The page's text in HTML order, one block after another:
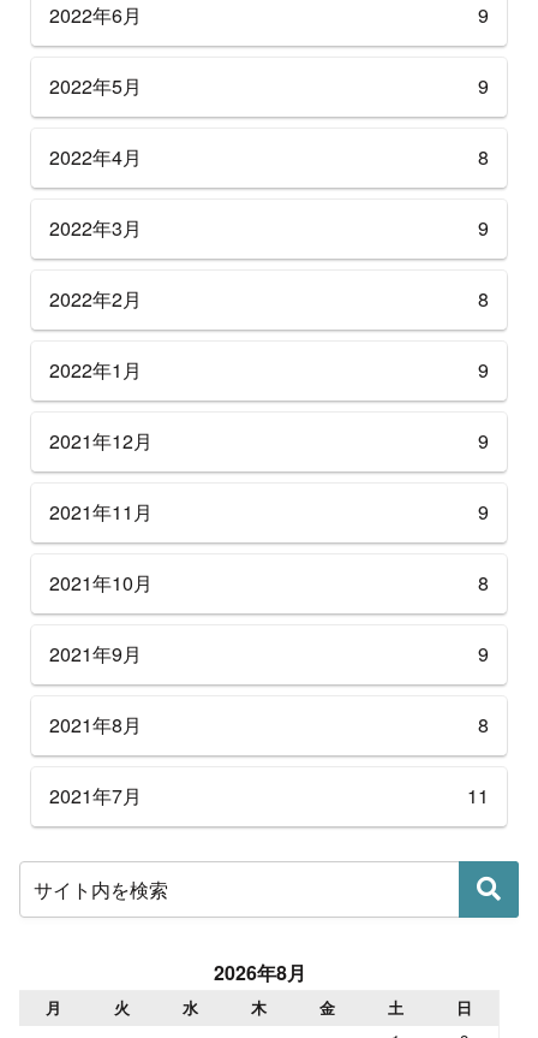
2022年6月 9
2022年5月 9
2022年4月 8
2022年3月 9
2022年2月 8
2022年1月 9
2021年12月 9
2021年11月 9
2021年10月 8
2021年9月 9
2021年8月 8
2021年7月 11
2026年8月
月 火 水 木 金 土 日